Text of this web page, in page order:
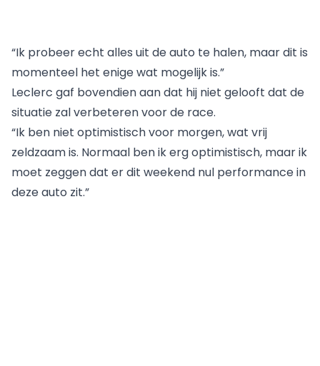
“Ik probeer echt alles uit de auto te halen, maar dit is
momenteel het enige wat mogelijk is.”
Leclerc gaf bovendien aan dat hij niet gelooft dat de
situatie zal verbeteren voor de race.
“Ik ben niet optimistisch voor morgen, wat vrij
zeldzaam is. Normaal ben ik erg optimistisch, maar ik
moet zeggen dat er dit weekend nul performance in
deze auto zit.”